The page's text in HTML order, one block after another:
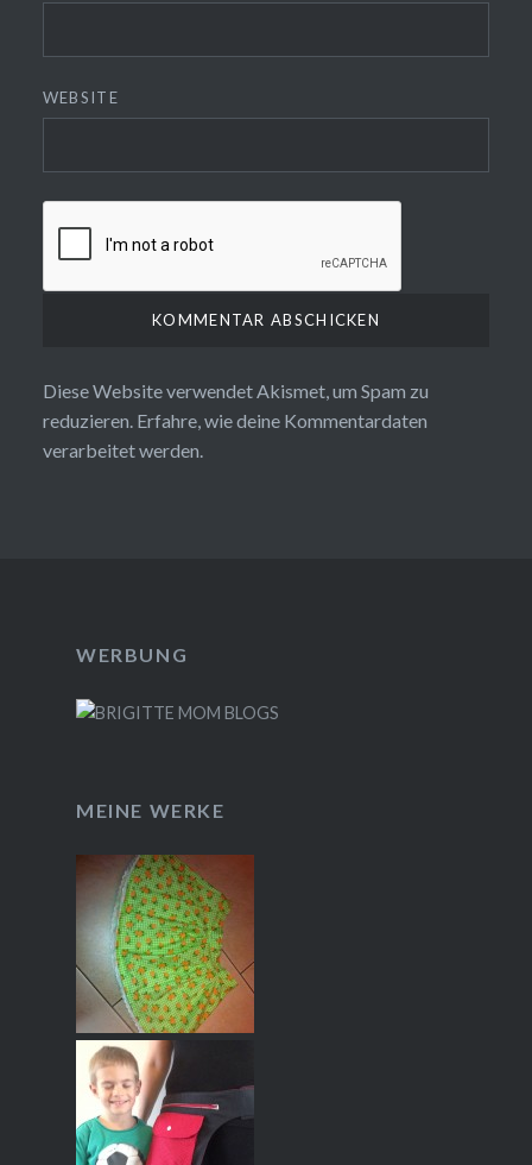
WEBSITE
Diese Website verwendet Akismet, um Spam zu
reduzieren. Erfahre, wie deine Kommentardaten
verarbeitet werden.
WERBUNG
MEINE WERKE